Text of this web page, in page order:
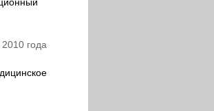
2010 года